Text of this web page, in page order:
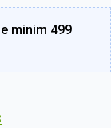
minim 499